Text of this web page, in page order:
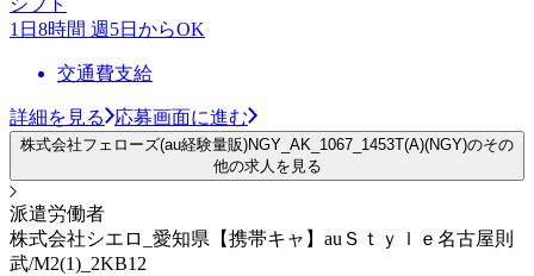
1日8時間 週5日からOK
交通費支給
詳細を見る 応募画面に進む
株式会社フェローズ(au経験量販)NGY_AK_1067_1453T(A)(NGY)のその
他の求人を見る
派遣労働者
株式会社シエロ_愛知県【携帯キャ】auＳｔｙｌｅ名古屋則
武/M2(1)_2KB12